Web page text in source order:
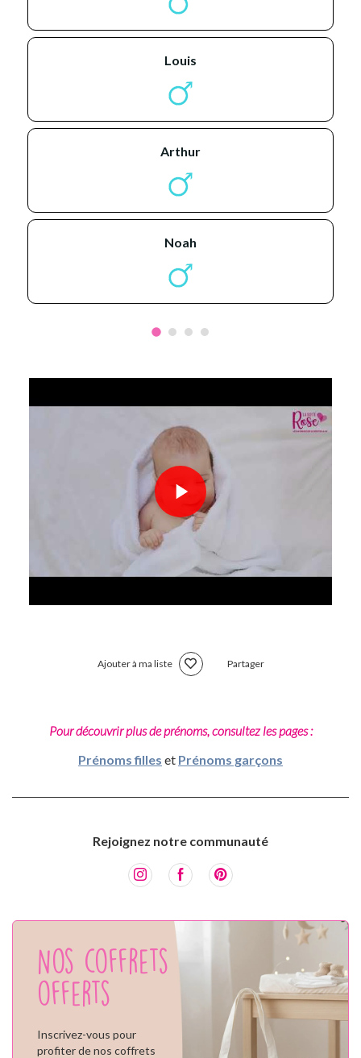
louis
arthur
noah
Ajouter à ma liste Partager
Pour découvrir plus de prénoms, consultez les pages :
Prénoms filles et Prénoms garçons
Rejoignez notre communauté
Nos coffrets
offerts
Inscrivez-vous pour
profiter de nos coffrets